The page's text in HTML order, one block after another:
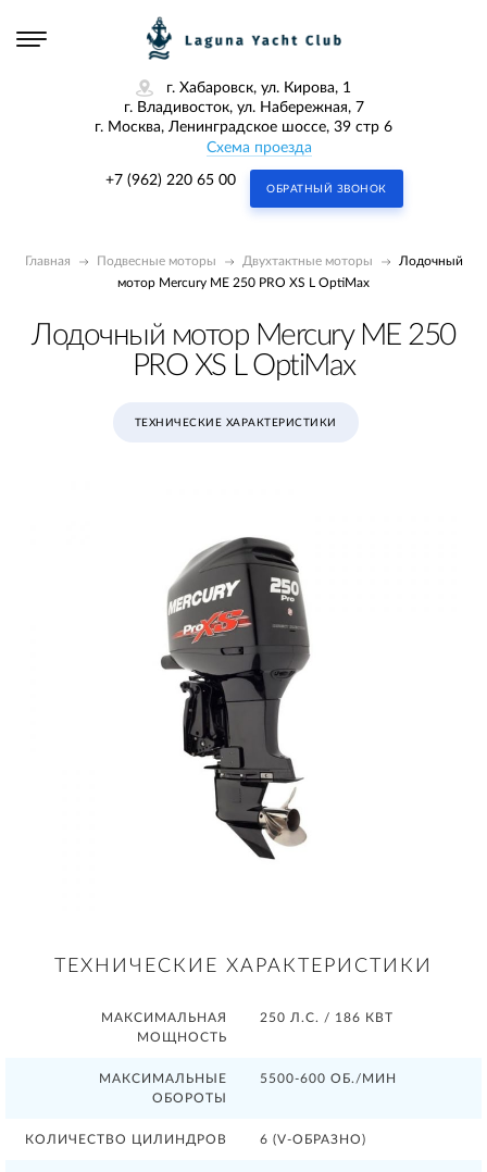
г. Хабаровск, ул. Кирова, 1
г. Владивосток, ул. Набережная, 7
г. Москва, Ленинградское шоссе, 39 стр 6
Схема проезда
+7 (962) 220 65 00
ОБРАТНЫЙ ЗВОНОК
Главная Подвесные моторы Двухтактные моторы
Лодочный
мотор Mercury ME 250 PRO XS L OptiMax
Лодочный мотор Mercury ME 250
PRO XS L OptiMax
ТЕХНИЧЕСКИЕ ХАРАКТЕРИСТИКИ
ТЕХНИЧЕСКИЕ ХАРАКТЕРИСТИКИ
МАКСИМАЛЬНАЯ
МОЩНОСТЬ
250 Л.С. / 186 КВТ
МАКСИМАЛЬНЫЕ
ОБОРОТЫ
5500-600 ОБ./МИН
КОЛИЧЕСТВО ЦИЛИНДРОВ 6 (V-ОБРАЗНО)